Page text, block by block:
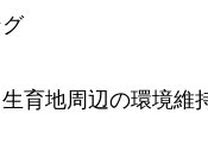
育地周辺の環境維